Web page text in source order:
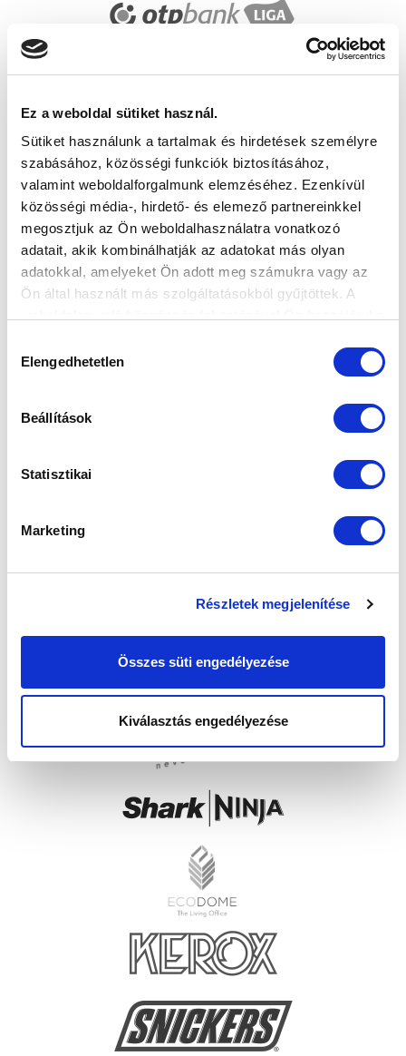
Ez a weboldal sütiket használ.
Sütiket használunk a tartalmak és hirdetések személyre
szabásához, közösségi funkciók biztosításához,
valamint weboldalforgalmunk elemzéséhez. Ezenkívül
közösségi média-, hirdető- és elemező partnereinkkel
megosztjuk az Ön weboldalhasználatra vonatkozó
adatait, akik kombinálhatják az adatokat más olyan
adatokkal, amelyeket Ön adott meg számukra vagy az
Ön által használt más szolgáltatásokból gyűjtöttek. A
kiválasztása
Elengedhetetlen
Beállítások
Statisztikai
Marketing
Részletek megjelenítése
Összes süti engedélyezése
Kiválasztás engedélyezése